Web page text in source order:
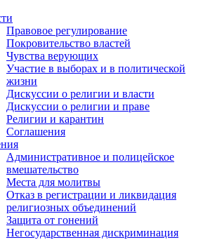
Правовое регулирование
Покровительство властей
Чувства верующих
Участие в выборах и в политической
жизни
Дискуссии о религии и власти
Дискуссии о религии и праве
Религии и карантин
Соглашения
Административное и полицейское
вмешательство
Места для молитвы
Отказ в регистрации и ликвидация
религиозных объединений
Защита от гонений
Негосударственная дискриминация